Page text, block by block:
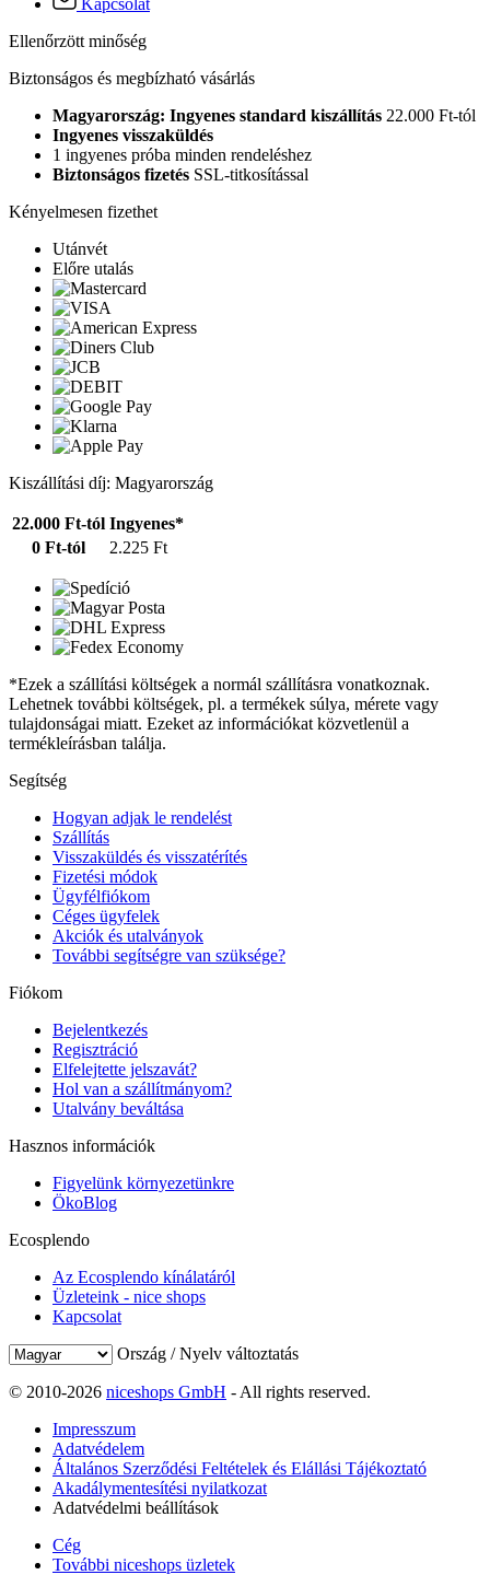
Kapcsolat
Ellenőrzött minőség
Biztonságos és megbízható vásárlás
Magyarország: Ingyenes standard kiszállítás 22.000 Ft-tól
Ingyenes visszaküldés
1 ingyenes próba minden rendeléshez
Biztonságos fizetés SSL-titkosítással
Kényelmesen fizethet
Utánvét
Előre utalás
Kiszállítási díj: Magyarország
22.000 Ft-tól Ingyenes*
0 Ft-tól
2.225 Ft
*Ezek a szállítási költségek a normál szállításra vonatkoznak.
Lehetnek további költségek, pl. a termékek súlya, mérete vagy
tulajdonságai miatt. Ezeket az információkat közvetlenül a
termékleírásban találja.
Segítség
Hogyan adjak le rendelést
Szállítás
Visszaküldés és visszatérítés
Fizetési módok
Ügyfélfiókom
Céges ügyfelek
Akciók és utalványok
További segítségre van szüksége?
Fiókom
Bejelentkezés
Regisztráció
Elfelejtette jelszavát?
Hol van a szállítmányom?
Utalvány beváltása
Hasznos információk
Figyelünk környezetünkre
ÖkoBlog
Ecosplendo
Az Ecosplendo kínálatáról
Üzleteink - nice shops
Kapcsolat
Ország / Nyelv változtatás
© 2010-2026 niceshops GmbH - All rights reserved.
Impresszum
Adatvédelem
Általános Szerződési Feltételek és Elállási Tájékoztató
Akadálymentesítési nyilatkozat
Adatvédelmi beállítások
Cég
További niceshops üzletek